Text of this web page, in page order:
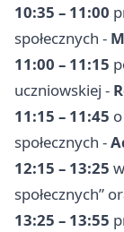
10:35 – 11:00
społecznych -
11:00 – 11:15
uczniowskiej -
11:15 – 11:45
społecznych -
12:15 – 13:25
społecznych”
13:25 – 13:55